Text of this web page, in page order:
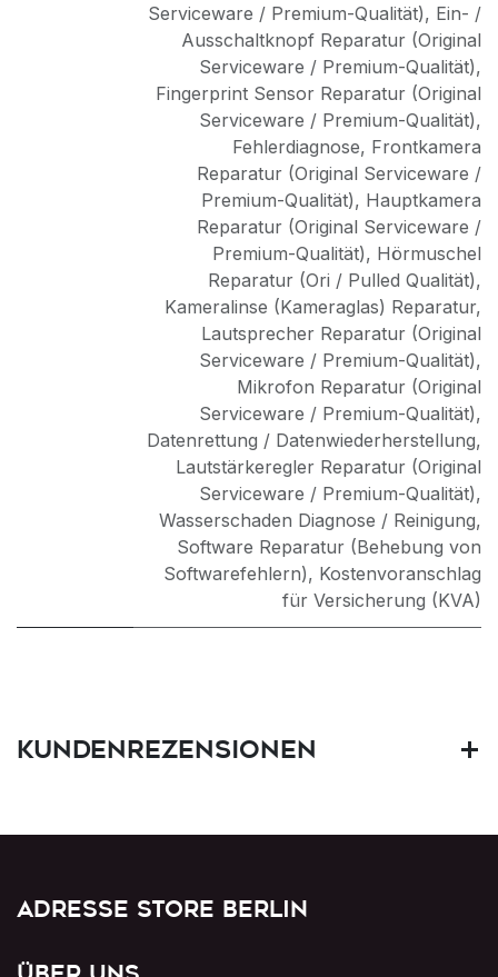
Serviceware / Premium-Qualität), Ein- /
Ausschaltknopf Reparatur (Original
Serviceware / Premium-Qualität),
Fingerprint Sensor Reparatur (Original
Serviceware / Premium-Qualität),
Fehlerdiagnose, Frontkamera
Reparatur (Original Serviceware /
Premium-Qualität), Hauptkamera
Reparatur (Original Serviceware /
Premium-Qualität), Hörmuschel
Reparatur (Ori / Pulled Qualität),
Kameralinse (Kameraglas) Reparatur,
Lautsprecher Reparatur (Original
Serviceware / Premium-Qualität),
Mikrofon Reparatur (Original
Serviceware / Premium-Qualität),
Datenrettung / Datenwiederherstellung,
Lautstärkeregler Reparatur (Original
Serviceware / Premium-Qualität),
Wasserschaden Diagnose / Reinigung,
Software Reparatur (Behebung von
Softwarefehlern), Kostenvoranschlag
für Versicherung (KVA)
Kundenrezensionen
Adresse Store Berlin